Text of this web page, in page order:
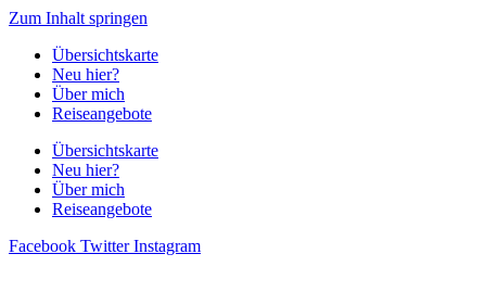
Zum Inhalt springen
Übersichtskarte
Neu hier?
Über mich
Reiseangebote
Übersichtskarte
Neu hier?
Über mich
Reiseangebote
Facebook Twitter Instagram